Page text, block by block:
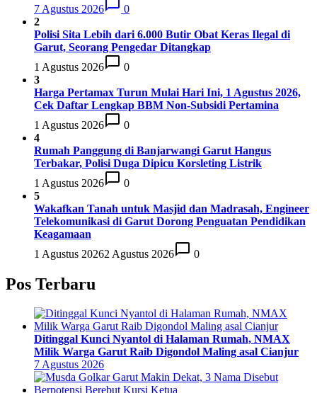
7 Agustus 2026
0
2
Polisi Sita Lebih dari 6.000 Butir Obat Keras Ilegal di
Garut, Seorang Pengedar Ditangkap
1 Agustus 2026
0
3
Harga Pertamax Turun Mulai Hari Ini, 1 Agustus 2026,
Cek Daftar Lengkap BBM Non-Subsidi Pertamina
1 Agustus 2026
0
4
Rumah Panggung di Banjarwangi Garut Hangus
Terbakar, Polisi Duga Dipicu Korsleting Listrik
1 Agustus 2026
0
5
Wakafkan Tanah untuk Masjid dan Madrasah, Engineer
Telekomunikasi di Garut Dorong Penguatan Pendidikan
Keagamaan
1 Agustus 20262 Agustus 2026 0
Pos Terbaru
Ditinggal Kunci Nyantol di Halaman Rumah, NMAX
Milik Warga Garut Raib Digondol Maling asal Cianjur
7 Agustus 2026